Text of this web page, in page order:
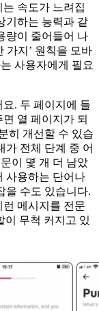
속도가 느려집
기하는 능력과 같
량이 줄어들어 나
가지’ 원칙을 모바
사용자에게 필요
. 두 페이지에 들
열 페이지가 되
히 개선할 수 있습
가 전체 단계 중 어
이 몇 개 더 남았
사용하는 단어나
을 수도 있습니다.
메시지를 전문
이 무척 커지고 있